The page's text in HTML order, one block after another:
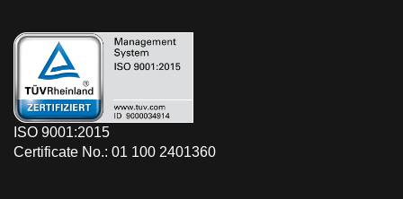
ISO 9001:2015
Certificate No.: 01 100 2401360